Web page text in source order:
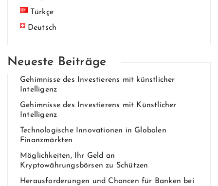
Türkçe
Deutsch
Neueste Beiträge
Gehim​nisse des Invest​ierens mit künstlich​er
Intelligenz
Gehim​nisse des Invest​ierens mit Künstlicher
Intelligenz
Technologische Innovationen in Globalen
Finanzmärkten
Möglichkeiten, Ihr Geld an
Kryptowährungsbörsen zu Schützen
Herausforderungen und Chancen für Banken bei